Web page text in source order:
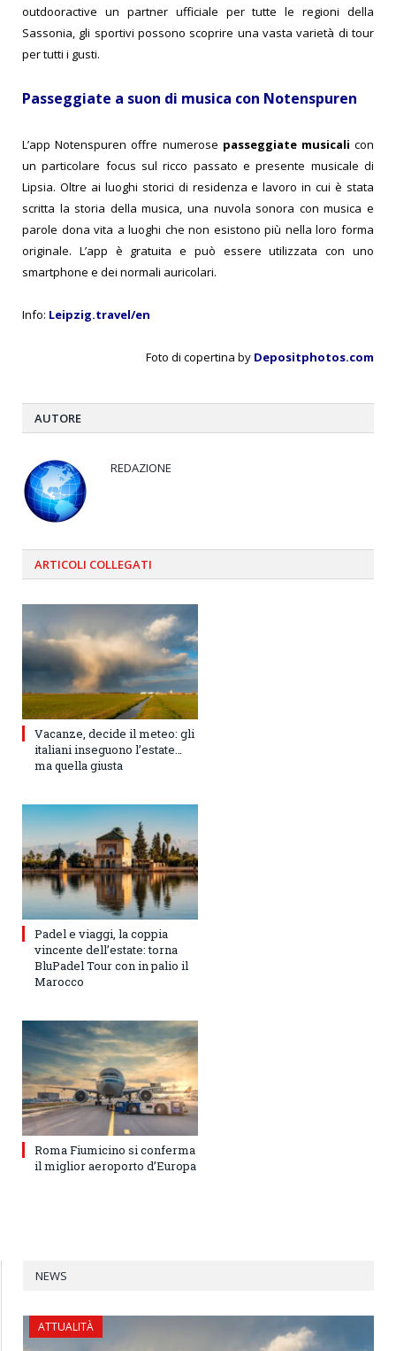
outdooractive un partner ufficiale per tutte le regioni della
Sassonia, gli sportivi possono scoprire una vasta varietà di tour
per tutti i gusti.
Passeggiate a suon di musica con Notenspuren
L’app Notenspuren offre numerose passeggiate musicali con
un particolare focus sul ricco passato e presente musicale di
Lipsia. Oltre ai luoghi storici di residenza e lavoro in cui è stata
scritta la storia della musica, una nuvola sonora con musica e
parole dona vita a luoghi che non esistono più nella loro forma
originale. L’app è gratuita e può essere utilizzata con uno
smartphone e dei normali auricolari.
Info: Leipzig.travel/en
Foto di copertina by Depositphotos.com
AUTORE
REDAZIONE
ARTICOLI COLLEGATI
Vacanze, decide il meteo: gli
italiani inseguono l’estate…
ma quella giusta
Padel e viaggi, la coppia
vincente dell’estate: torna
BluPadel Tour con in palio il
Marocco
Roma Fiumicino si conferma
il miglior aeroporto d’Europa
NEWS
ATTUALITÀ